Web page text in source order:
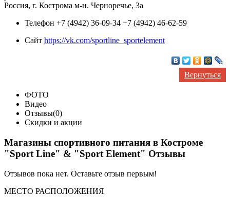
Россия, г. Кострома м-н. Черноречье, 3а
Телефон +7 (4942) 36-09-34 +7 (4942) 46-62-59
Сайт https://vk.com/sportline_sportelement
Вернуться
ФОТО
Видео
Отзывы(0)
Скидки и акции
Магазины спортивного питания в Костроме
"Sport Line" & "Sport Element" Отзывы
Отзывов пока нет. Оставьте отзыв первым!
МЕСТО РАСПОЛОЖЕНИЯ